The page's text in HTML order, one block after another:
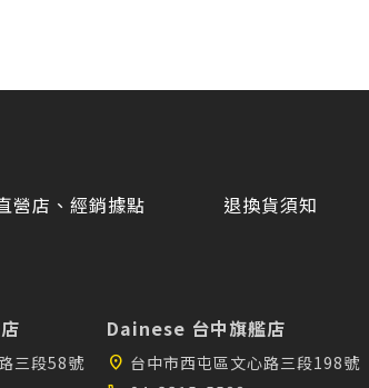
營店、經銷據點 退換貨須知
三段58號
Dainese 台中旗艦店
location_on 台中市西屯區文心路三段198號